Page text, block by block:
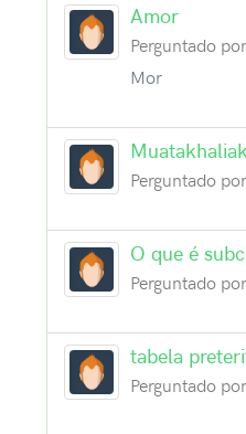
Amor
Perguntado por
Mor
Perguntado por
O que é
Perguntado por
tabela
Perguntado por